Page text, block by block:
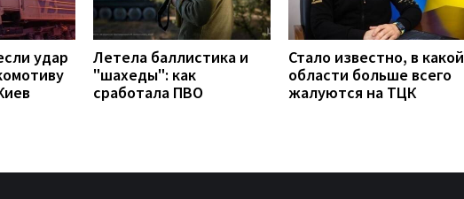
удар
Летела баллистика и
"шахеды": как
сработала ПВО
Стало известно, в какой
области больше всего
жалуются на ТЦК